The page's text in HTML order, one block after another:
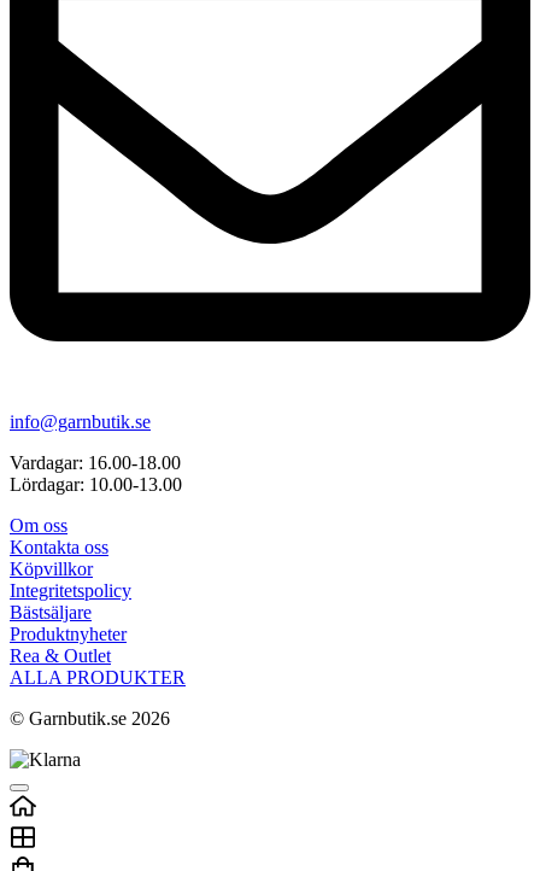
info@garnbutik.se
Vardagar: 16.00-18.00
Lördagar: 10.00-13.00
Om oss
Kontakta oss
Köpvillkor
Integritetspolicy
Bästsäljare
Produktnyheter
Rea & Outlet
ALLA PRODUKTER
© Garnbutik.se 2026